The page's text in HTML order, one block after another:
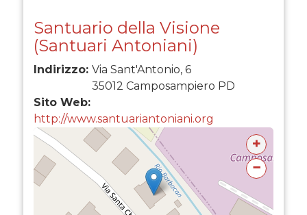
Santuario della Visione
(Santuari Antoniani)
Indirizzo: Via Sant'Antonio, 6
35012 Camposampiero PD
Sito Web:
http://www.santuariantoniani.org
+
−